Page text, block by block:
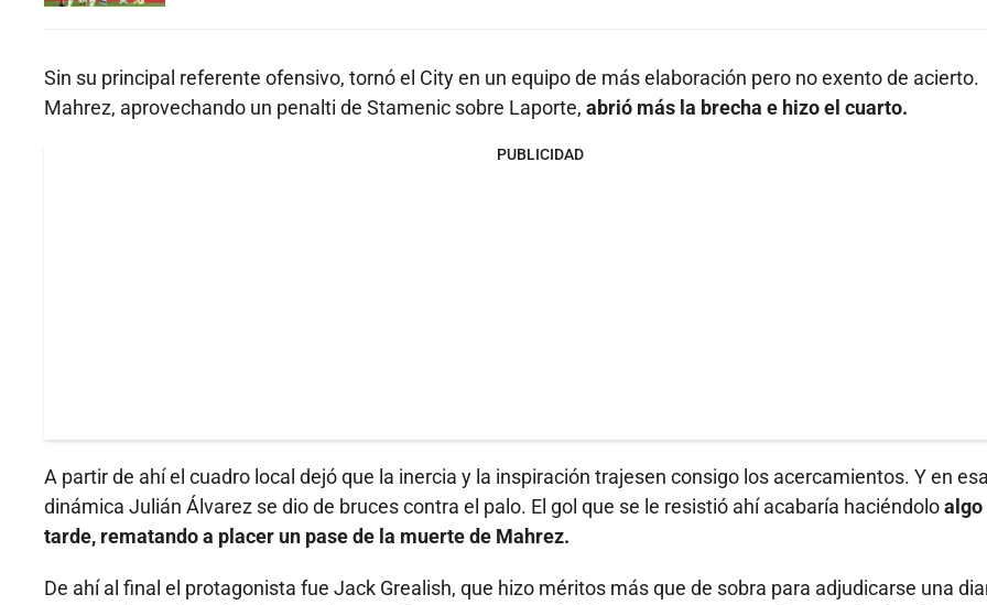
Sin su principal referente ofensivo, tornó el City en un equipo de más elaboración pero no exento de acierto.
Mahrez, aprovechando un penalti de Stamenic sobre Laporte, abrió más la brecha e hizo el cuarto.
PUBLICIDAD
A partir de ahí el cuadro local dejó que la inercia y la inspiración trajesen consigo los acercamientos. Y en esa
dinámica Julián Álvarez se dio de bruces contra el palo. El gol que se le resistió ahí acabaría haciéndoloalgo
tarde, rematando a placer un pase de la muerte de Mahrez.
De ahí al final el protagonista fue Jack Grealish, que hizo méritos más que de sobra para adjudicarse una